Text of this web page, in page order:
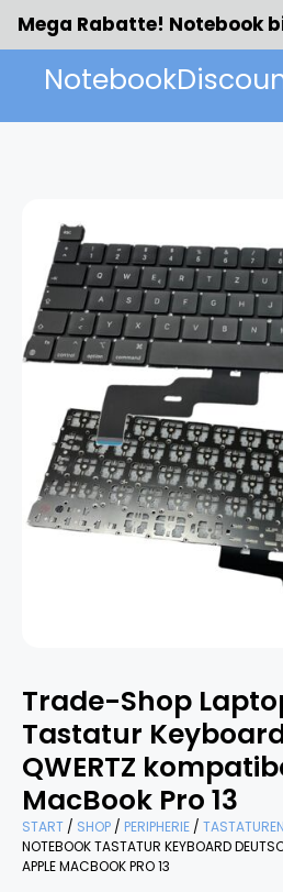
Zum
Inhalt
springen
Mega Rabatte! Notebook
Trade-Shop
Tastatur
QWERTZ
MacBook Pro 13
START / SHOP / PERIPHERIE / TASTATUREN
NOTEBOOK TASTATUR KEYBOARD
APPLE MACBOOK PRO 13